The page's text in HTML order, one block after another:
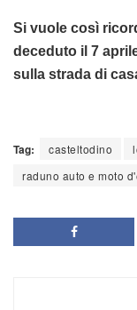
Si vuole così
deceduto il 7
sulla strada di
Tag: casteltodino
raduno auto e moto